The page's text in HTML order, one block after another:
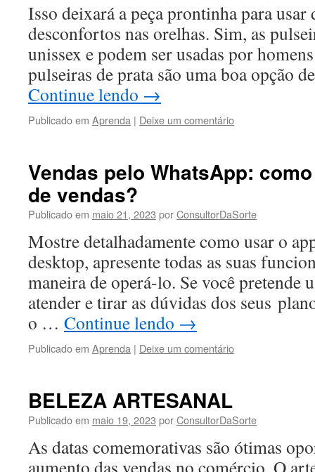
Isso deixará a peça prontinha para
desconfortos nas orelhas. Sim, as
unissex e podem ser usadas por
pulseiras de prata são uma boa opção
Continue lendo →
Publicado em Aprenda | Deixe um comentário
Vendas pelo WhatsApp:
de vendas?
Publicado em maio 21, 2023 porConsultorDaSorte
Mostre detalhadamente como usar o
desktop, apresente todas as suas
maneira de operá-lo. Se você pretende
atender e tirar as dúvidas dos seus
o … Continue lendo →
Publicado em Aprenda | Deixe um comentário
BELEZA ARTESANAL
Publicado em maio 19, 2023 porConsultorDaSorte
As datas comemorativas são ótimas
aumento das vendas no comércio. O